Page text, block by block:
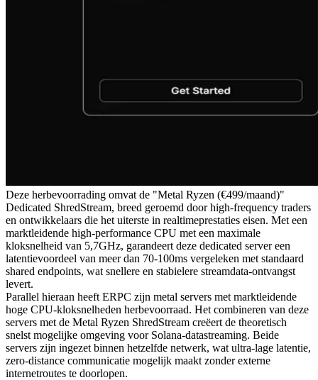
Deze herbevoorrading omvat de "Metal Ryzen (€499/maand)"
Dedicated ShredStream, breed geroemd door high-frequency traders
en ontwikkelaars die het uiterste in realtimeprestaties eisen. Met een
marktleidende high-performance CPU met een maximale
kloksnelheid van 5,7GHz, garandeert deze dedicated server een
latentievoordeel van meer dan 70-100ms vergeleken met standaard
shared endpoints, wat snellere en stabielere streamdata-ontvangst
levert.
Parallel hieraan heeft ERPC zijn metal servers met marktleidende
hoge CPU-kloksnelheden herbevoorraad. Het combineren van deze
servers met de Metal Ryzen ShredStream creëert de theoretisch
snelst mogelijke omgeving voor Solana-datastreaming. Beide
servers zijn ingezet binnen hetzelfde netwerk, wat ultra-lage latentie,
zero-distance communicatie mogelijk maakt zonder externe
internetroutes te doorlopen.